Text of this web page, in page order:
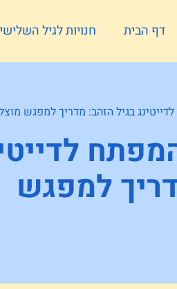
דף הבית חנויות לגיל השלישי
למפגש